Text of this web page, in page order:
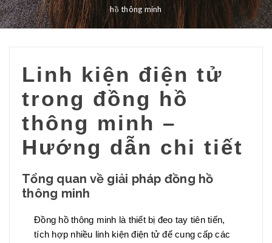
hồ thông minh
Linh kiện điện tử
trong đồng hồ
thông minh –
Hướng dẫn chi tiết
Tổng quan về giải pháp đồng hồ
thông minh
Đồng hồ thông minh là thiết bị đeo tay tiên tiến,
tích hợp nhiều linh kiện điện tử để cung cấp các